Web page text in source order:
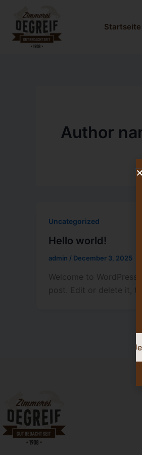
content
Startseite
Author
Uncategorized
Hello world!
admin / December 3, 2025
Welcome to
post. Edit or delete it,